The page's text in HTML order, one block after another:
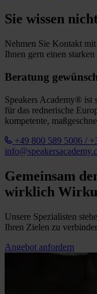
Sie wissen
Nehmen Sie Kontakt
Ihnen gern einen
Beratung
Speakers Academy® ist
für das rednerische
kompetente,
+49 800 589 5006 /
Gemeinsam
wirklich
Unsere Spezialisten
Ihren Zielen zu
Angebot anfordern